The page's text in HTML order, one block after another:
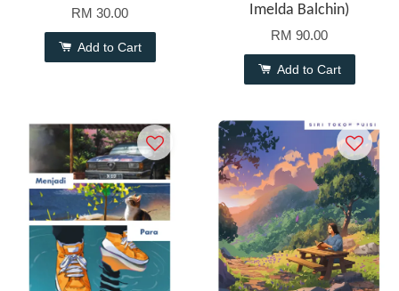
RM 30.00
Add to Cart
Imelda Balchin)
RM 90.00
Add to Cart